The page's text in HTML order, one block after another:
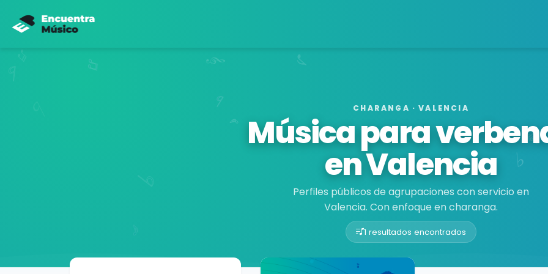
CHARANGA · VALENCIA
Música para
en Valencia
Perfiles públicos de agrupaciones con servicio en
Valencia. Con enfoque en charanga.
1 resultados encontrados
Buscador de músicos